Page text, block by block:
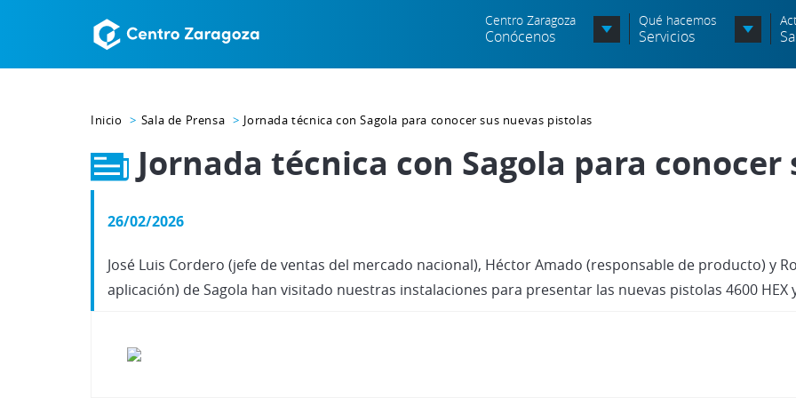
Centro Zaragoza
Conócenos
Órganos Consultivos
Entidades Asociadas
Política de seguridad vial
Política medioambiental
Qué hacemos
Servicios
Inicio Sala de Prensa Jornada técnica con Sagola para conocer sus nuevas pistolas
Jornada técnica con Sagola para
26/02/2026
José Luis Cordero (jefe de ventas del mercado nacional), Héctor Amado (responsable de producto) y
aplicación) de Sagola han visitado nuestras instalaciones para presentar las nuevas pistolas 4600 HEX y